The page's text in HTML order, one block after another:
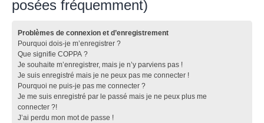
posées fréquemment)
Problèmes de connexion et d’enregistrement
Pourquoi dois-je m’enregistrer ?
Que signifie COPPA ?
Je souhaite m’enregistrer, mais je n’y parviens pas !
Je suis enregistré mais je ne peux pas me connecter !
Pourquoi ne puis-je pas me connecter ?
Je me suis enregistré par le passé mais je ne peux plus me
connecter ?!
J’ai perdu mon mot de passe !